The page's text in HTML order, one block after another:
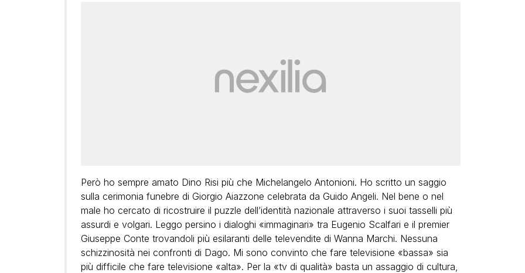
Però ho sempre amato Dino Risi più che Michelangelo Antonioni. Ho scritto un saggio
sulla cerimonia funebre di Giorgio Aiazzone celebrata da Guido Angeli. Nel bene o nel
male ho cercato di ricostruire il puzzle dell’identità nazionale attraverso i suoi tasselli più
assurdi e volgari. Leggo persino i dialoghi «immaginari» tra Eugenio Scalfari e il premier
Giuseppe Conte trovandoli più esilaranti delle televendite di Wanna Marchi. Nessuna
schizzinosità nei confronti di Dago. Mi sono convinto che fare televisione «bassa» sia
più difficile che fare televisione «alta». Per la «tv di qualità» basta un assaggio di cultura,